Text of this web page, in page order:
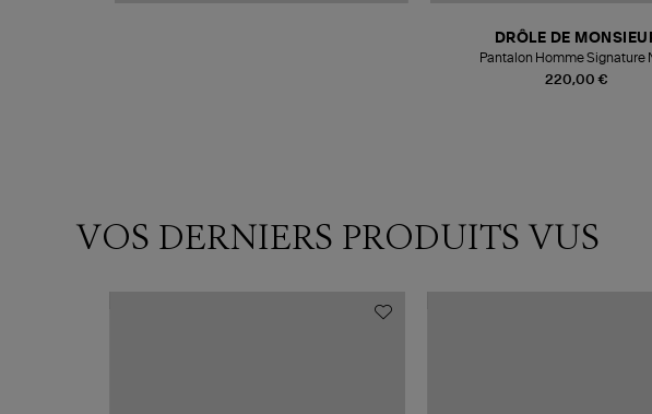
220,00 €
DRÔLE DE
Pantalon Homme Signature
VOS DERNIERS PRODUITS VUS